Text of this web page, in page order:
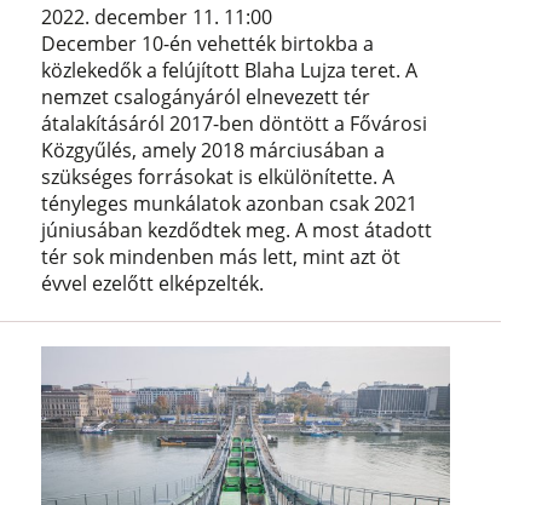
2022. december 11. 11:00
December 10-én vehették birtokba a
közlekedők a felújított Blaha Lujza teret. A
nemzet csalogányáról elnevezett tér
átalakításáról 2017-ben döntött a Fővárosi
Közgyűlés, amely 2018 márciusában a
szükséges forrásokat is elkülönítette. A
tényleges munkálatok azonban csak 2021
júniusában kezdődtek meg. A most átadott
tér sok mindenben más lett, mint azt öt
évvel ezelőtt elképzelték.